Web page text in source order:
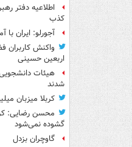
اطلاعیه دفتر
کذب
آجورلو: ایران با
واکنش کاربران
اربعین حسینی
هیئات
شدند
کربلا میزبان
محسن رضایی:
گشوده نمی‌شود
گاوچران بزدل